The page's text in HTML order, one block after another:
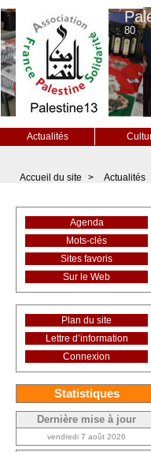
80
Actualités
Accueil du site > Actualités
Agenda
Mots-clés
Sites favoris
Sur le Web
Plan du site
Lettre d’information
Connexion
Statistiques
Dernière mise à jour
vendredi 7 août 2026